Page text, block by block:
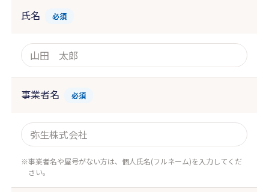
氏名 必須
事業者名 必須
事業者名や屋号がない方は、個人氏名(フルネーム)を入力してくだ
さい。